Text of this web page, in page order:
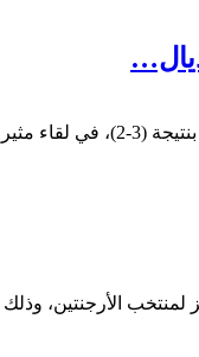
كتب / مصطفى جمال ودّع المنتخب المصري منافسات كأس
عاماً)، موجة حادة من الانتقادات واتهامات